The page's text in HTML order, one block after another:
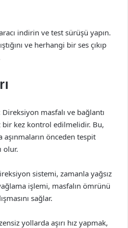
indirin ve test sürüşü yapın.
ve herhangi bir ses çıkıp
Direksiyon masfalı ve bağlantı
bir kez kontrol edilmelidir. Bu,
aşınmaların önceden tespit
olur.
sistemi, zamanla yağsız
işlemi, masfalın ömrünü
sağlar.
yollarda aşırı hız yapmak,